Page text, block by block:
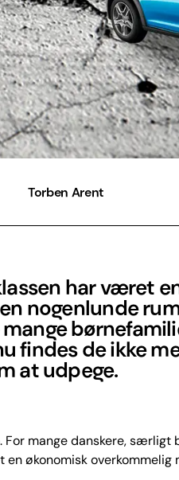
Torben Arent
har været
nogenlunde
findes de ikke
at udpege.
mange danskere, særligt
økonomisk overkommelig